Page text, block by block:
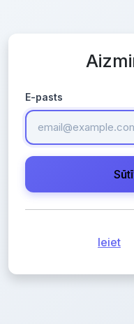
E-pasts
Ieiet